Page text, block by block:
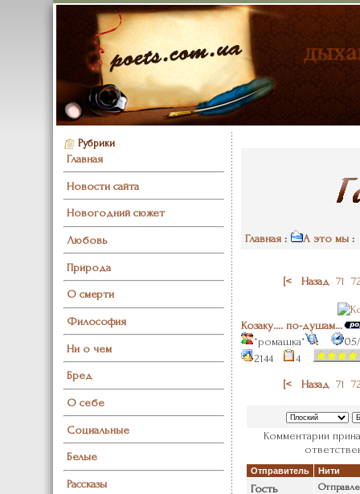
Рубрики
Главная
Новости сайта
Новогодний сюжет
Любовь
Природа
О смерти
Философия
Ни о чем
Бред
О себе
Социальные
Белые
Рассказы
Главная : А это мы :
[< Назад 71
Козаку.... по-душам...
*ромашка*
2144
4
[<
Назад 71
Комментарии
Отправитель Нити
Гость